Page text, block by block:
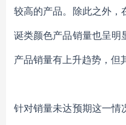
较高的产品。除此之外，
诞类颜色产品销量也呈明
产品销量有上升趋势，但
针对销量未达预期这一情